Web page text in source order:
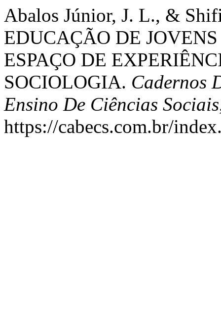
Abalos Júnior, J. L., &
EDUCAÇÃO DE
ESPAÇO DE
SOCIOLOGIA. Cadernos
Ensino De Ciências Sociais
https://cabecs.com.br/